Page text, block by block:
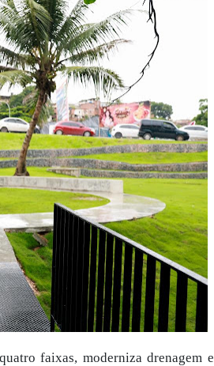
faixas, moderniza drenagem e